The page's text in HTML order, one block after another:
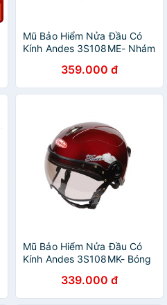
Mũ Bảo Hiểm Nửa Đầu Có
Kính Andes 3S108ME- Nhám
359.000 đ
Mũ Bảo Hiểm Nửa Đầu Có
Kính Andes 3S108MK- Bóng
339.000 đ